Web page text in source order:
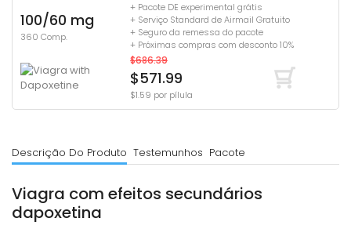
100/60 mg
360 Comp.
+ Pacote DE experimental grátis
+ Serviço Standard de Airmail Gratuito
+ Seguro da remessa do pacote
+ Próximas compras com desconto 10%
$686.39
$571.99
$1.59 por pílula
Descrição Do Produto Testemunhos Pacote
Viagra com efeitos secundários
dapoxetina